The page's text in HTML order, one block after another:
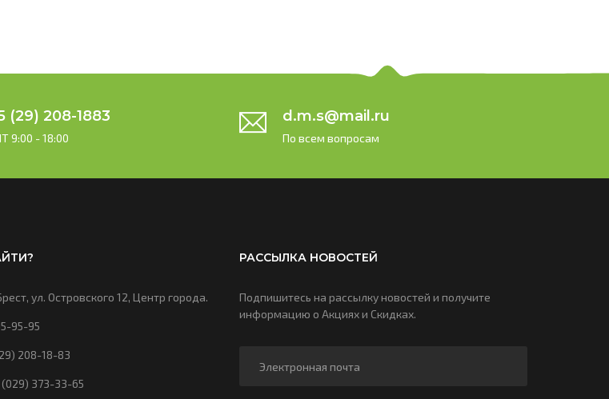
(29) 208-1883
9:00 - 18:00
d.m.s@mail.ru
По всем вопросам
ул. Островского 12, Центр города.
95-95
208-18-83
(029) 373-33-65
РАССЫЛКА НОВОСТЕЙ
Подпишитесь на рассылку новостей и получите
информацию о Акциях и Скидках.